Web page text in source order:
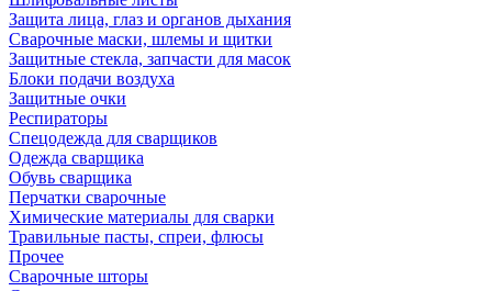
Защита лица, глаз и органов дыхания
Сварочные маски, шлемы и щитки
Защитные стекла, запчасти для масок
Блоки подачи воздуха
Защитные очки
Респираторы
Спецодежда для сварщиков
Одежда сварщика
Обувь сварщика
Перчатки сварочные
Химические материалы для сварки
Травильные пасты, спреи, флюсы
Прочее
Сварочные шторы